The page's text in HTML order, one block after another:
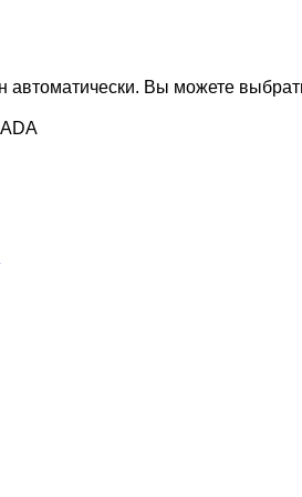
автоматически. Вы можете